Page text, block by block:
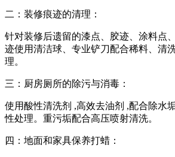
二：装修痕迹的清理：
针对装修后遗留的漆点、胶迹、涂料点
迹使用清洁球、专业铲刀配合稀料、清
理。
三：厨房厕所的除污与消毒：
使用酸性清洗剂 ,高效去油剂 ,配合除水
性处理。重污垢配合高压喷射清洗。
四：地面和家具保养打蜡：